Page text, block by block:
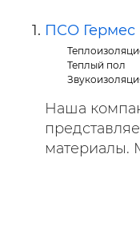
ПСО Гермес
Теплый пол
Наша
материалы.